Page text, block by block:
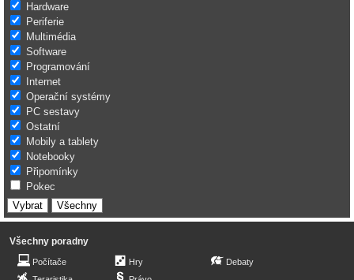
Hardware
Periferie
Multimédia
Software
Programování
Internet
Operační systémy
PC sestavy
Ostatní
Mobily a tablety
Notebooky
Připomínky
Pokec
Všechny poradny
Počítače
Hry
Debaty